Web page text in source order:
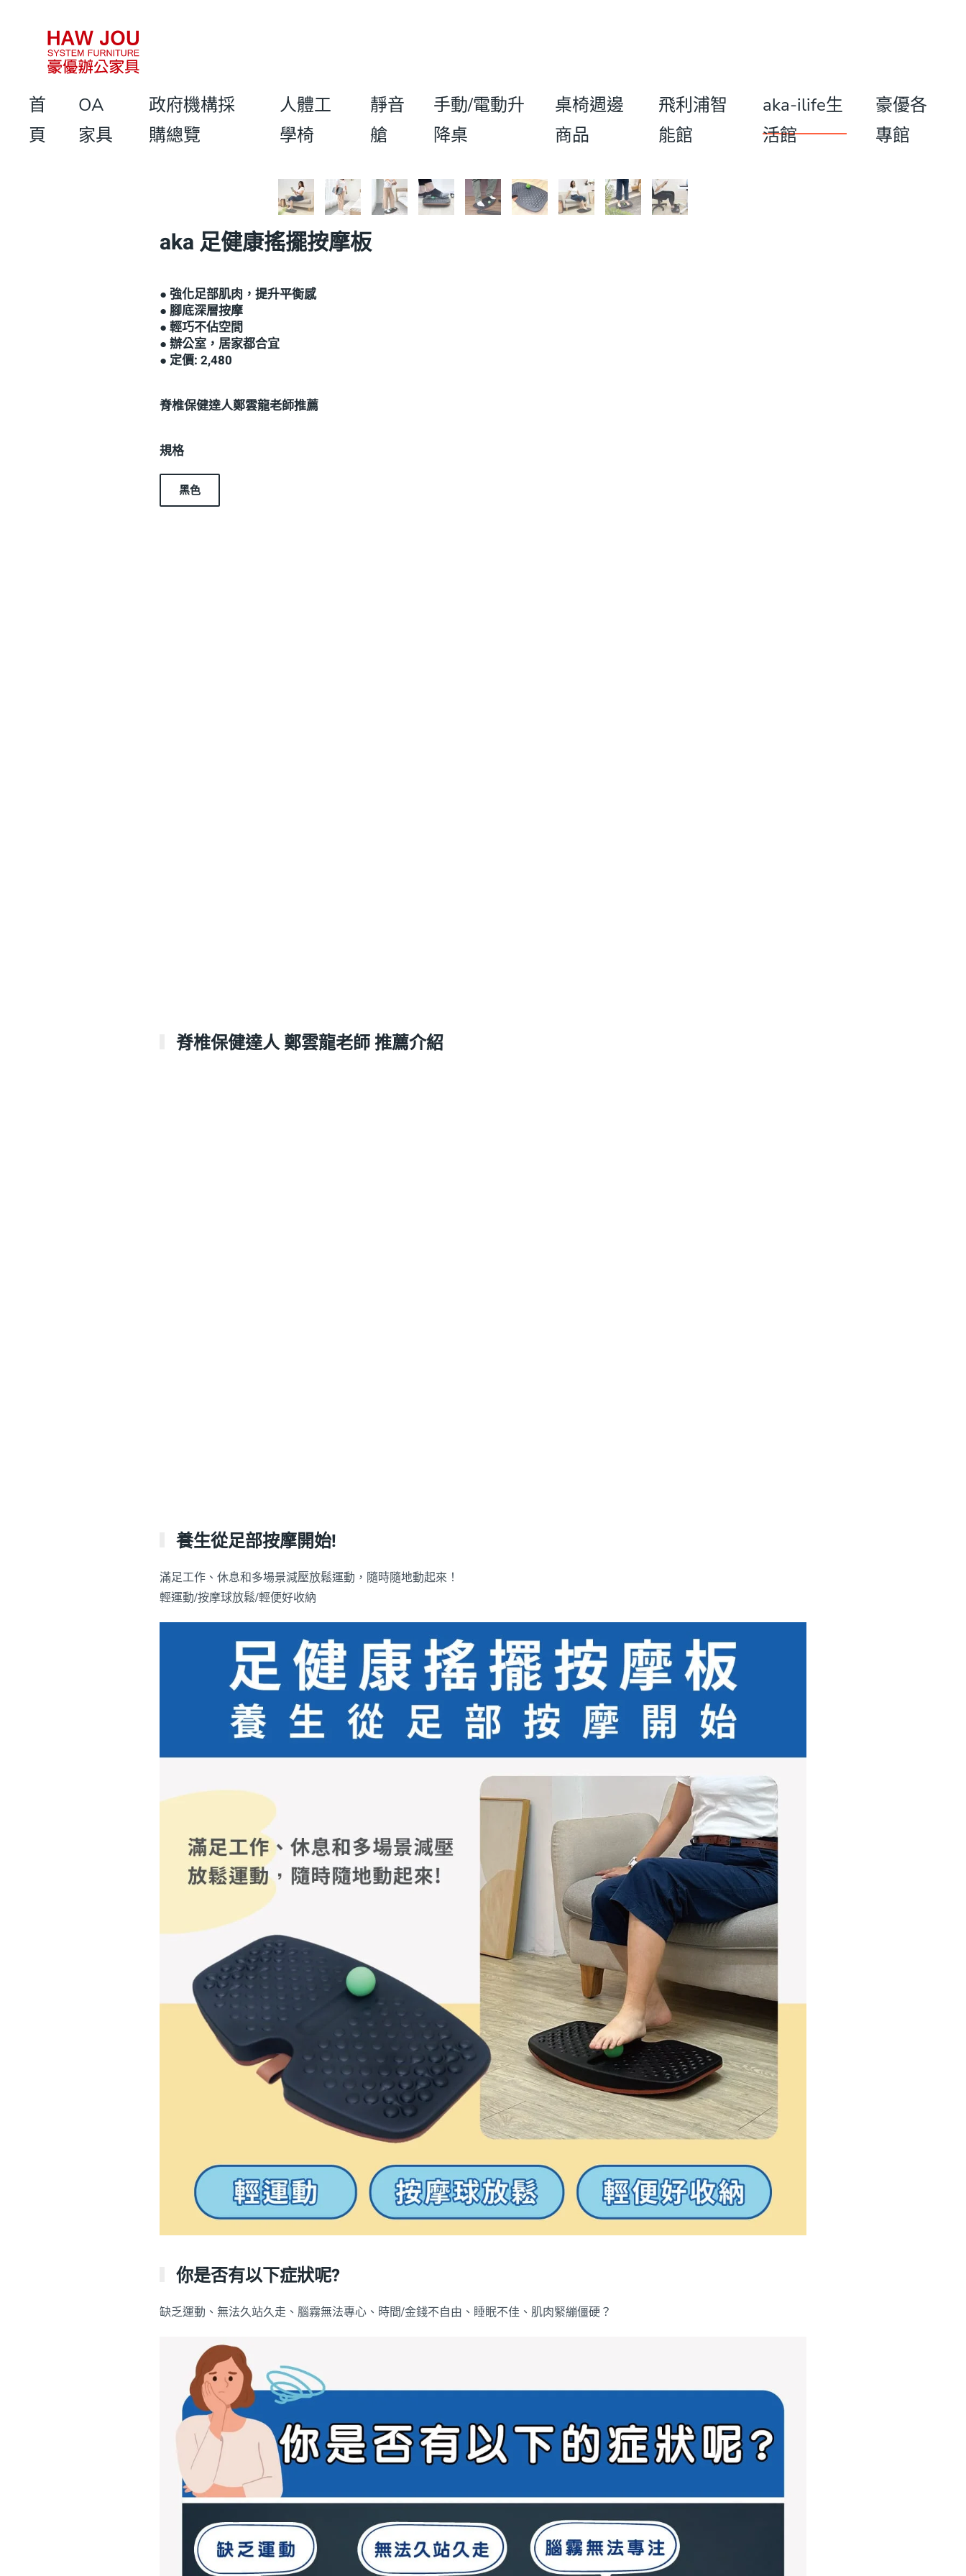
首
頁
OA
家具
政府機構採
購總覽
人體工
學椅
靜音
艙
手動/電動升
降桌
桌椅週邊
商品
飛利浦智
能館
aka-ilife生
活館
豪優各
專館
aka 足健康搖擺按摩板
● 強化足部肌肉，提升平衡感
● 腳底深層按摩
● 輕巧不佔空間
● 辦公室，居家都合宜
● 定價: 2,480
脊椎保健達人鄭雲龍老師推薦
規格
黑色
脊椎保健達人 鄭雲龍老師 推薦介紹
養生從足部按摩開始!
滿足工作、休息和多場景減壓放鬆運動，隨時隨地動起來！
輕運動/按摩球放鬆/輕便好收納
你是否有以下症狀呢?
缺乏運動、無法久站久走、腦霧無法專心、時間/金錢不自由、睡眠不佳、肌肉緊繃僵硬？